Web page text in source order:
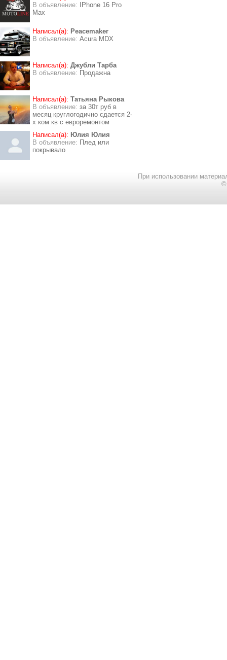
В объявление:
IPhone 16 Pro
Max
Написал(а): Peacemaker
В объявление: Acura MDX
Написал(а): Джубли Тарба
В объявление: Продажна
Написал(а): Татьяна Рыкова
В объявление: за 30т руб в
месяц круглогодично сдается 2-
х ком кв с евроремонтом
Написал(а): Юлия Юлия
В объявление: Плед или
покрывало
При использовании